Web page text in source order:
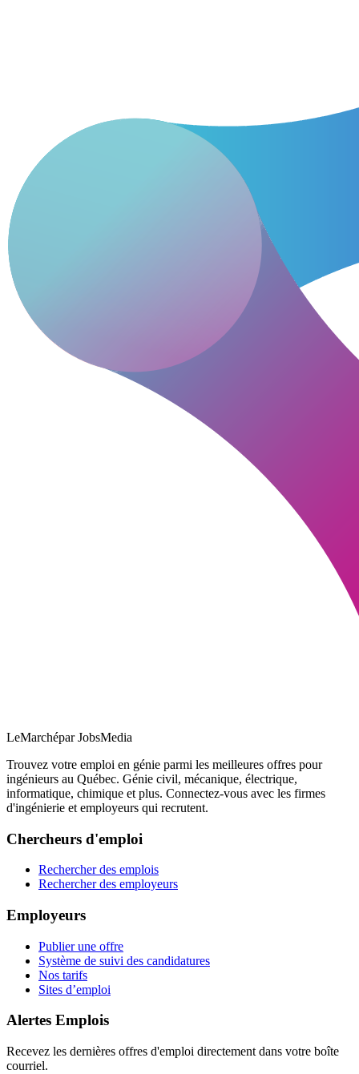
LeMarchépar JobsMedia
Trouvez votre emploi en génie parmi les meilleures offres pour
ingénieurs au Québec. Génie civil, mécanique, électrique,
informatique, chimique et plus. Connectez-vous avec les firmes
d'ingénierie et employeurs qui recrutent.
Chercheurs d'emploi
Rechercher des emplois
Rechercher des employeurs
Employeurs
Publier une offre
Système de suivi des candidatures
Nos tarifs
Sites d’emploi
Alertes Emplois
Recevez les dernières offres d'emploi directement dans votre boîte
courriel.